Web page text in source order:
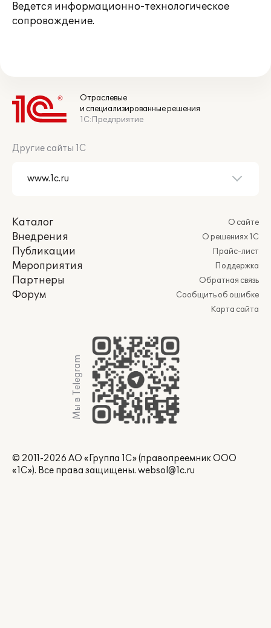
Ведется информационно-технологическое
сопровождение.
Отраслевые
и специализированные решения
1С:Предприятие
Другие сайты 1С
Каталог
Внедрения
Публикации
Мероприятия
Партнеры
Форум
О сайте
О решениях 1С
Прайс-лист
Поддержка
Обратная связь
Сообщить об ошибке
Карта сайта
Мы в Telegram
© 2011-2026 АО «Группа 1С» (правопреемник ООО
«1С»). Все права защищены. websol@1c.ru